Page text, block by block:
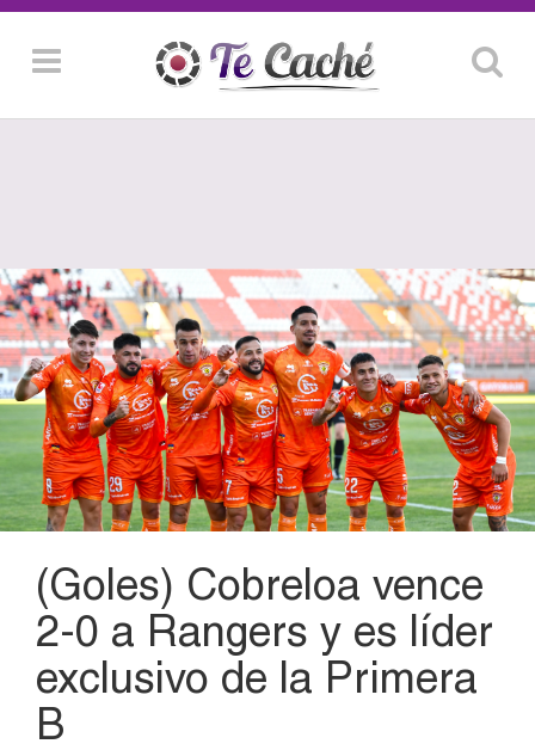
(Goles) Cobreloa vence
2-0 a Rangers y es líder
exclusivo de la Primera
B